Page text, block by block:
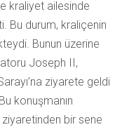
kraliyet ailesinde
Bu durum, kraliçenin
Bunun üzerine
Joseph II,
ziyarete geldi
konuşmanın
bir sene